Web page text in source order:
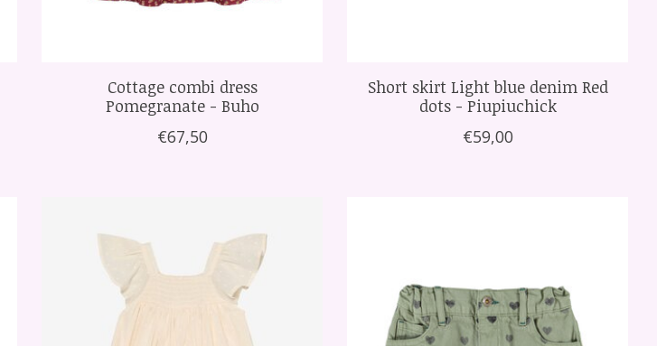
Cottage combi dress
Pomegranate - Buho
€67,50
Short skirt Light blue denim Red
dots - Piupiuchick
€59,00